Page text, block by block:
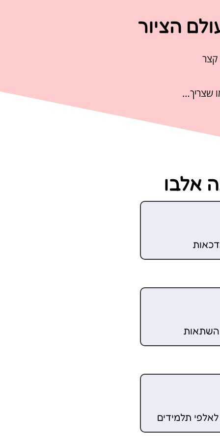
הציור
קצר
שצריך…
אלבו
השתאות
תלמידים